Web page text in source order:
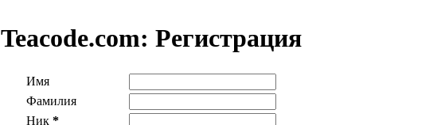
Teacode.com: Регистрация
Имя
Фамилия
Ник *